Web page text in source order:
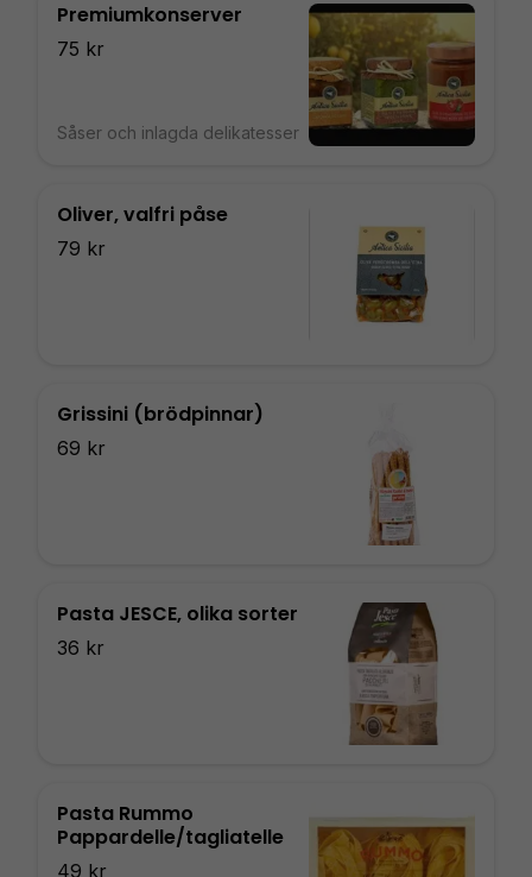
Premiumkonserver
75 kr
Såser och inlagda delikatesser
Oliver, valfri påse
79 kr
Grissini (brödpinnar)
69 kr
Pasta JESCE, olika sorter
36 kr
Pasta Rummo
Pappardelle/tagliatelle
49 kr